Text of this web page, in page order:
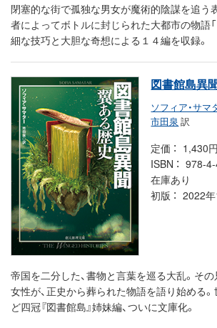
閉塞的な街で孤独な男女が魔術的陰謀を追う
者によってボトルに封じられた大都市の物語「
細な技巧と大胆な奇想による１４編を収録。
図書館島異
ソフィア・サマ
市田泉 訳
定価
1,430
ISBN
978-
在庫あり
初版
2022
帝国を二分した、書物と言葉を巡る大乱。そ
女性が、正史から葬られた物語を語り始める
ど四冠『図書館島』姉妹編、ついに文庫化。